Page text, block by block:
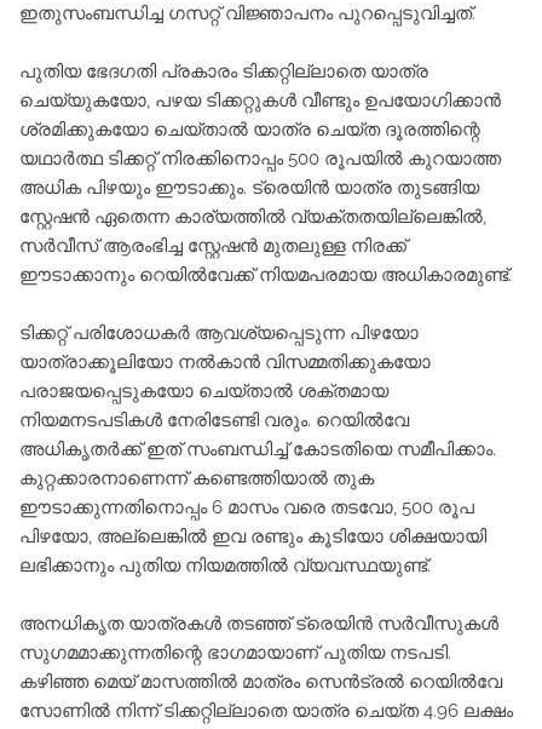
ഇതുസംബന്ധിച്ച ഗസറ്റ് വിജ്ഞാപനം പുറപ്പെടുവിച്ചത്.
പുതിയ ഭേദഗതി പ്രകാരം ടിക്കറ്റില്ലാതെ യാത്ര
ചെയ്യുകയോ, പഴയ ടിക്കറ്റുകൾ വീണ്ടും ഉപയോഗിക്കാൻ
ശ്രമിക്കുകയോ ചെയ്താൽ യാത്ര ചെയ്ത ദൂരത്തിന്റെ
യഥാർത്ഥ ടിക്കറ്റ് നിരക്കിനൊപ്പം 500 രൂപയിൽ കുറയാത്ത
അധിക പിഴയും ഈടാക്കും. ട്രെയിൻ യാത്ര തുടങ്ങിയ
സ്റ്റേഷൻ ഏതെന്ന കാര്യത്തിൽ വ്യക്തതയില്ലെങ്കിൽ,
സർവീസ് ആരംഭിച്ച സ്റ്റേഷൻ മുതലുള്ള നിരക്ക്
ഈടാക്കാനും റെയിൽവേക്ക് നിയമപരമായ അധികാരമുണ്ട്.
ടിക്കറ്റ് പരിശോധകർ ആവശ്യപ്പെടുന്ന പിഴയോ
യാത്രാക്കൂലിയോ നൽകാൻ വിസമ്മതിക്കുകയോ
പരാജയപ്പെടുകയോ ചെയ്താൽ ശക്തമായ
നിയമനടപടികൾ നേരിടേണ്ടി വരും. റെയിൽവേ
അധികൃതർക്ക് ഇത് സംബന്ധിച്ച് കോടതിയെ സമീപിക്കാം.
കുറ്റക്കാരനാണെന്ന് കണ്ടെത്തിയാൽ തുക
ഈടാക്കുന്നതിനൊപ്പം 6 മാസം വരെ തടവോ, 500 രൂപ
പിഴയോ, അല്ലെങ്കിൽ ഇവ രണ്ടും കൂടിയോ ശിക്ഷയായി
ലഭിക്കാനും പുതിയ നിയമത്തിൽ വ്യവസ്ഥയുണ്ട്.
അനധികൃത യാത്രകൾ തടഞ്ഞ് ട്രെയിൻ സർവീസുകൾ
സുഗമമാക്കുന്നതിന്റെ ഭാഗമായാണ് പുതിയ നടപടി.
കഴിഞ്ഞ മെയ് മാസത്തിൽ മാത്രം സെൻട്രൽ റെയിൽവേ
സോണിൽ നിന്ന് ടിക്കറ്റില്ലാതെ യാത്ര ചെയ്ത 4.96 ലക്ഷം